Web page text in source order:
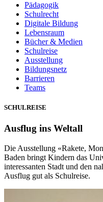
Pädagogik
Schulrecht
Digitale Bildung
Lebensraum
Bücher & Medien
Schulreise
Ausstellung
Bildungsnetz
Barrieren
Teams
SCHULREISE
Ausflug ins Weltall
Die Ausstellung «Rakete,
Baden bringt Kindern das
interessanten Stadt und den
Ausflug gut als Schulreise.